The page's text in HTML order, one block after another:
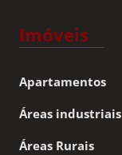
Imóveis
Apartamentos
Áreas industriais
Áreas Rurais